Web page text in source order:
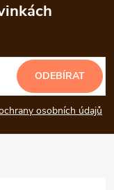
osobních údajů
ODEBÍRAT